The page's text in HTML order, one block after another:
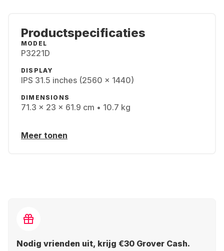
Productspecificaties
MODEL
P3221D
DISPLAY
IPS 31.5 inches (2560 x 1440)
DIMENSIONS
71.3 x 23 x 61.9 cm • 10.7 kg
Meer tonen
Nodig vrienden uit, krijg €30 Grover Cash.